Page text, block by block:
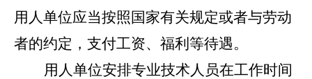
用人单位应当按照国家有关规定或者与劳动
者的约定，支付工资、福利等待遇。
用人单位安排专业技术人员在工作时间